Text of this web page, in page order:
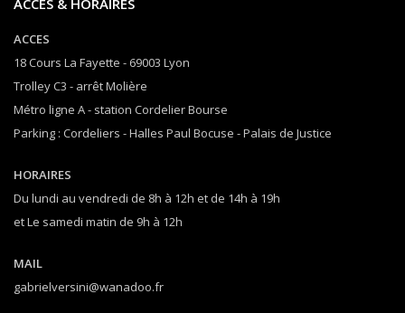
ACCES & HORAIRES
ACCES
18 Cours La Fayette - 69003 Lyon
Trolley C3 - arrêt Molière
Métro ligne A - station Cordelier Bourse
Parking : Cordeliers - Halles Paul Bocuse - Palais de Justice
HORAIRES
Du lundi au vendredi de 8h à 12h et de 14h à 19h
et Le samedi matin de 9h à 12h
MAIL
gabrielversini@wanadoo.fr